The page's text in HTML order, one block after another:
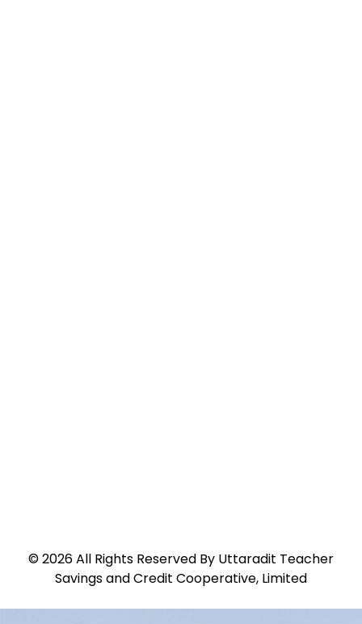
©2026All Rights Reserved By Uttaradit Teacher
Savings and Credit Cooperative, Limited